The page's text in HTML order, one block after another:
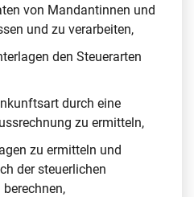
von Mandantinnen und
und zu verarbeiten,
den Steuerarten
durch eine
zu ermitteln,
zu ermitteln und
der steuerlichen